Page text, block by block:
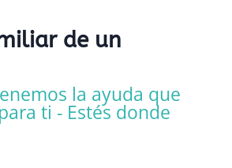
de un
la ayuda que
ti - Estés donde